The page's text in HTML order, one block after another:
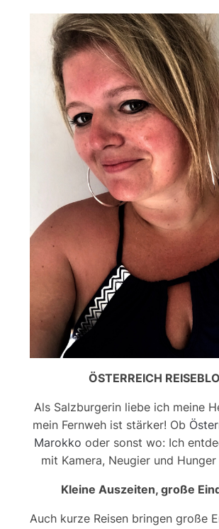
ÖSTERREICH
Als Salzburgerin liebe ich meine
mein Fernweh ist stärker! Ob
Marokko oder sonst wo: Ich
mit Kamera, Neugier und Hunger
Kleine Auszeiten, große
Auch kurze Reisen bringen große